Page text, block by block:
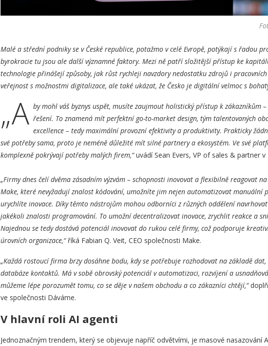
Malé a střední podniky se v České republice, potažmo v celé Evropě, potýkají s řadou
byrokracie tu jsou ale další významné faktory. Mezi ně patří složitější přístup ke
technologie přinášejí způsoby, jak růst rychleji navzdory nedostatku zdrojů i
veřejnost s možnostmi digitalizace, ale také ukázat, že Česko je digitální velmoc s
„A by mohl váš byznys uspět, musíte zaujmout holistický přístup k zákazníkům
řešení. To znamená mít perfektní go-to-market design, tým talentovaných
excellence – tedy maximální provozní efektivity a produktivity. Prakticky
své potřeby sama, proto je neméně důležité mít silné partnery a ekosystém. Ve své
komplexně pokrývají potřeby malých firem,“uvádí Sean Evers, VP of sales & partner v
„Firmy dnes čelí dvěma zásadním výzvám – schopnosti inovovat a flexibilně reagovat
Make, které nevyžadují znalost kódování, umožníte jim nejen automatizovat manuální
urychlíte inovace. Díky těmto nástrojům mohou odborníci z různých oddělení
jakékoli znalosti programování. To umožní decentralizovat inovace, zrychlit reakce a
Najednou se tedy dostává potenciál inovovat do rukou celé firmy, což podporuje
úrovních organizace,“ říká Fabian Q. Veit, CEO společnosti Make.
„Každá rostoucí firma brzy dosáhne bodu, kdy se potřebuje rozhodovat na základě
databáze kontaktů. Má v sobě obrovský potenciál v automatizaci, rozvíjení a
můžeme lépe porozumět tomu, co se děje v našem obchodu a co zákazníci chtějí,“
ve společnosti Dáváme.
V hlavní roli AI agenti
Jednoznačným trendem, který se objevuje napříč odvětvími, je masové